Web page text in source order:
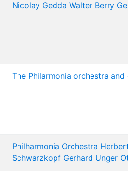
Nicolay Gedda Walter Berry
The Philarmonia orchestra
Philharmonia Orchestra
Schwarzkopf Gerhard Unger